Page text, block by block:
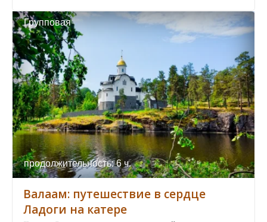
Групповая
продолжительность: 6 ч.
Валаам: путешествие в сердце
Ладоги на катере